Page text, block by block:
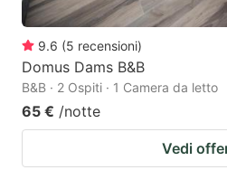
9.6 (5 recensioni)
Domus Dams B&B
B&B · 2 Ospiti · 1 Camera da letto
65 € /notte
Vedi